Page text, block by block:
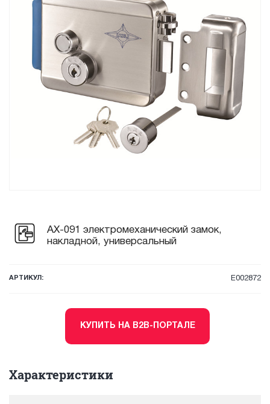
AX-091 электромеханический замок,
накладной, универсальный
АРТИКУЛ: E002872
КУПИТЬ НА B2B-ПОРТАЛЕ
Характеристики